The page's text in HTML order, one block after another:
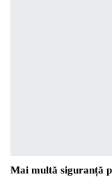
Mai multă siguranță